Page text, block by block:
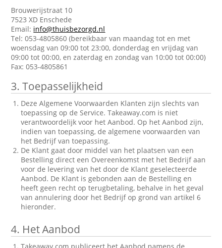
Brouwerijstraat 10
7523 XD Enschede
Email: info@thuisbezorgd.nl
Tel: 053-4805860 (bereikbaar van maandag tot en met
woensdag van 09:00 tot 23:00, donderdag en vrijdag van
09:00 tot 00:00, en zaterdag en zondag van 10:00 tot 00:00)
Fax: 053-4805861
3. Toepasselijkheid
Deze Algemene Voorwaarden Klanten zijn slechts van
toepassing op de Service. Takeaway.com is niet
verantwoordelijk voor het Aanbod. Op het Aanbod zijn,
indien van toepassing, de algemene voorwaarden van
het Bedrijf van toepassing.
De Klant gaat door middel van het plaatsen van een
Bestelling direct een Overeenkomst met het Bedrijf aan
voor de levering van het door de Klant geselecteerde
Aanbod. De Klant is gebonden aan de Bestelling en
heeft geen recht op terugbetaling, behalve in het geval
van annulering door het Bedrijf op grond van artikel 6
hieronder.
4. Het Aanbod